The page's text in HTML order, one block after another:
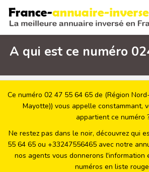
A qui est ce numéro
Ce numéro 02 47 55 64 65 de (Région
Mayotte)) vous appelle constammant,
appartient ce numéro
Ne restez pas dans le noir, découvrez qui
55 64 65 ou +33247556465 avec notre
nos agents vous donnerons l'information
numéros en liste